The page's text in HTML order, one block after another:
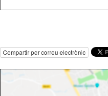
Compartir per correu electrònic